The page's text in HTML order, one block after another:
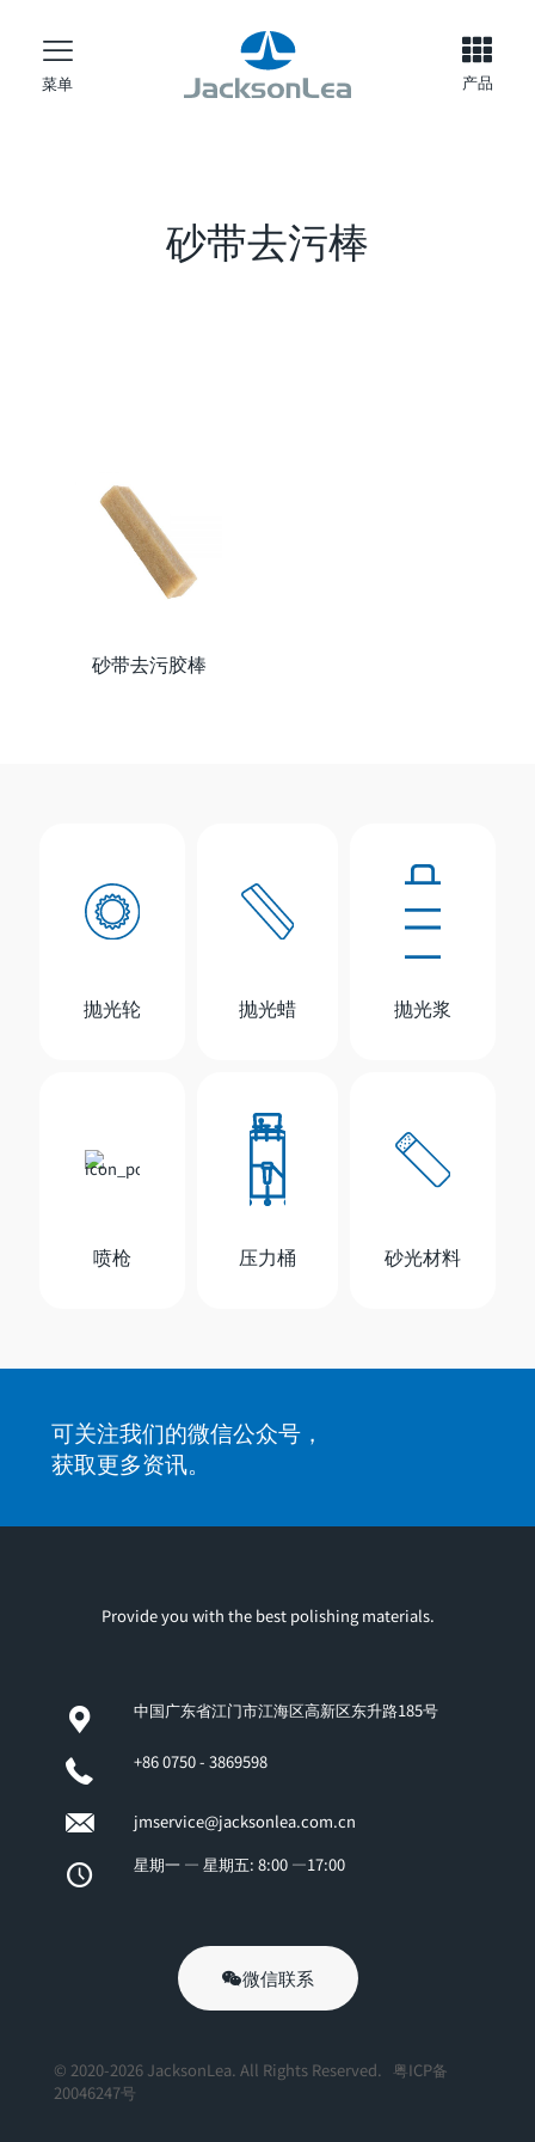
菜单 产品
砂带去污棒
砂带去污胶棒
抛光轮 抛光蜡 抛光浆
喷枪 压力桶 砂光材料
可关注我们的微信公众号，
获取更多资讯。
Provide you with the best polishing materials.
中国广东省江门市江海区高新区东升路185号
+86 0750 - 3869598
jmservice@jacksonlea.com.cn
星期一 — 星期五: 8:00 —17:00
微信联系
© 2020-2026 JacksonLea. All Rights Reserved. 粤ICP备
20046247号